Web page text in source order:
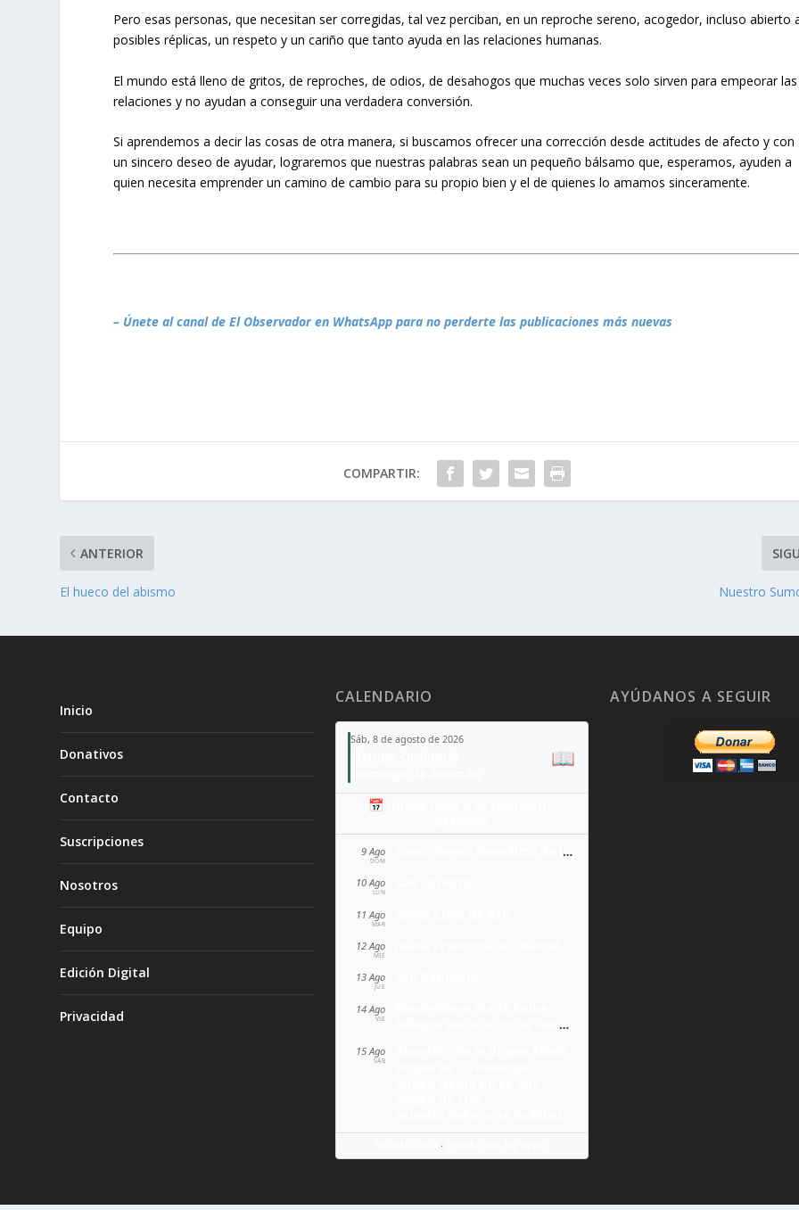
Pero esas personas, que necesitan ser corregidas, tal vez perciban, en un reproche sereno, acogedor, incluso abierto
posibles réplicas, un respeto y un cariño que tanto ayuda en las relaciones humanas.
El mundo está lleno de gritos, de reproches, de odios, de desahogos que muchas veces solo sirven para empeorar las
relaciones y no ayudan a conseguir una verdadera conversión.
Si aprendemos a decir las cosas de otra manera, si buscamos ofrecer una corrección desde actitudes de afecto y con
un sincero deseo de ayudar, lograremos que nuestras palabras sean un pequeño bálsamo que, esperamos, ayuden a
quien necesita emprender un camino de cambio para su propio bien y el de quienes lo amamos sinceramente.
– Únete al canal de El Observador en WhatsApp para no perderte las publicaciones más nuevas
COMPARTIR:
ANTERIOR
El hueco del abismo Nuestro
Inicio
Donativos
Contacto
Suscripciones
Nosotros
Equipo
Edición Digital
Privacidad
CALENDARIO
Sáb, 8 de agosto de 2026
📖
📅 Añade todo a tu calendario
9 Ago
DOM
Santa Teresa Benedicta de la Cruz
10 Ago
LUN
11 Ago
MAR
12 Ago
MIÉ
13 Ago
JUE
14 Ago
VIE Milagro eucarístico de Florencia
15 Ago
SÁB
·
AYÚDANOS A SEGUIR